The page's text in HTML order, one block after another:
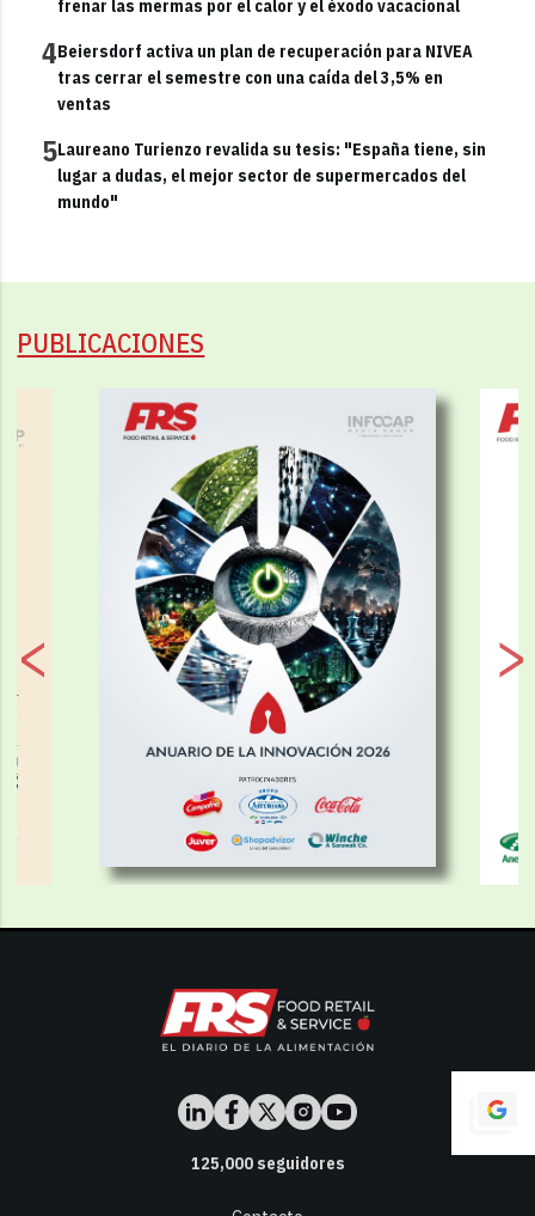
frenar las mermas por el calor y el éxodo vacacional
4Beiersdorf activa un plan de recuperación para NIVEA
tras cerrar el semestre con una caída del 3,5% en
ventas
5Laureano Turienzo revalida su tesis: "España tiene, sin
lugar a dudas, el mejor sector de supermercados del
mundo"
PUBLICACIONES
125,000seguidores